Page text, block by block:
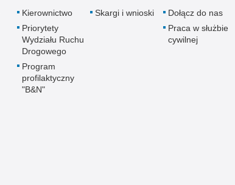
Kierownictwo
Priorytety
Wydziału Ruchu
Drogowego
Program
profilaktyczny
"B&N"
Skargi i wnioski
Dołącz do nas
Praca w służbie
cywilnej